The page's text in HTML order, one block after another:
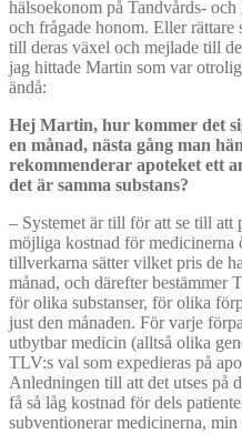
hälsoekonom på Tandvårds-
och frågade honom. Eller rättare
till deras växel och mejlade till
jag hittade Martin som var
ändå:
Hej Martin, hur kommer det
en månad, nästa gång man
rekommenderar apoteket ett
det är samma substans?
– Systemet är till för att se till att
möjliga kostnad för medicinerna
tillverkarna sätter vilket pris de
månad, och därefter bestämmer
för olika substanser, för olika
just den månaden. För varje
utbytbar medicin (alltså olika
TLV:s val som expedieras på
Anledningen till att det utses på
få så låg kostnad för dels
subventionerar medicinerna, min